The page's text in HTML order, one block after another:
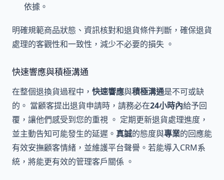
依據。
明確規範商品狀態、資訊核對和退貨條件判斷，確保退貨
處理的客觀性和一致性，減少不必要的損失 。
快速響應與積極溝通
在整個退換貨過程中， 快速響應與積極溝通是不可或缺
的。 當顧客提出退貨申請時，請務必在24小時內給予回
覆，讓他們感受到您的重視 。 定期更新退貨處理進度，
並主動告知可能發生的延遲。 真誠的態度與專業的回應能
有效安撫顧客情緒，並維護平台聲譽。若能導入CRM系
統，將能更有效的管理客戶關係 。